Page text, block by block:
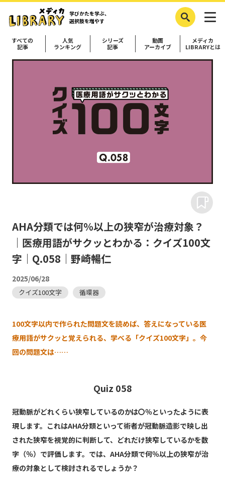
学びかたを学ぶ、
選択肢を増やす
すべての
記事
人気
ランキング
シリーズ
記事
動画
アーカイブ
メディカ
LIBRARYとは
AHA分類では何％以上の狭窄が治療対象？
｜医療用語がサクッとわかる：クイズ100文
字｜Q.058｜野崎暢仁
2025/06/28
クイズ100文字 循環器
100文字以内で作られた問題文を読めば、答えになっている医
療用語がサクッと覚えられる、学べる「クイズ100文字」。今
回の問題文は……
Quiz 058
冠動脈がどれくらい狭窄しているのかは〇％といったように表
現します。これはAHA分類といって術者が冠動脈造影で映し出
された狭窄を視覚的に判断して、どれだけ狭窄しているかを数
字（％）で評価します。では、AHA分類で何％以上の狭窄が治
療の対象として検討されるでしょうか？